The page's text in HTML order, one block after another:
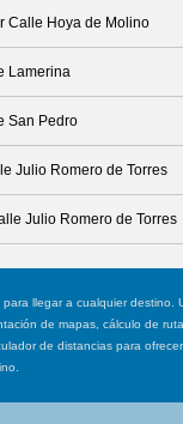
Calle Hoya de Molino
Lamerina
San Pedro
Julio Romero de Torres
Julio Romero de Torres
llegar a cualquier destino.
de mapas, cálculo de
de distancias para